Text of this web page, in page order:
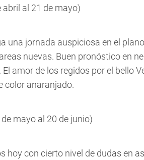
abril al 21 de mayo)
una jornada auspiciosa en el
nuevas. Buen pronóstico en
amor de los regidos por el bello
color anaranjado.
mayo al 20 de junio)
hoy con cierto nivel de dudas en